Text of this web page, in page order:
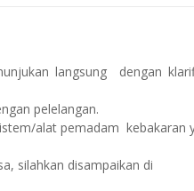
langsung
dengan
pelelangan.
alat pemadam kebakaran
silahkan disampaikan di